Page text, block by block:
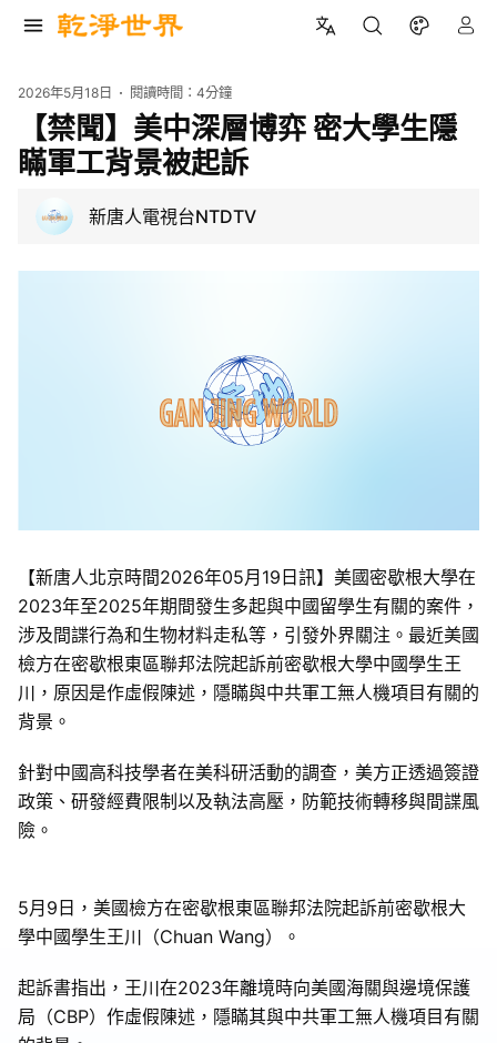
2026年5月18日 閱讀時間：4分鐘
【禁聞】美中深層博弈 密大學生隱
瞞軍工背景被起訴
新唐人電視台NTDTV
【新唐人北京時間2026年05月19日訊】美國密歇根大學在
2023年至2025年期間發生多起與中國留學生有關的案件，
涉及間諜行為和生物材料走私等，引發外界關注。最近美國
檢方在密歇根東區聯邦法院起訴前密歇根大學中國學生王
川，原因是作虛假陳述，隱瞞與中共軍工無人機項目有關的
背景。
針對中國高科技學者在美科研活動的調查，美方正透過簽證
政策、研發經費限制以及執法高壓，防範技術轉移與間諜風
險。
5月9日，美國檢方在密歇根東區聯邦法院起訴前密歇根大
學中國學生王川（Chuan Wang）。
起訴書指出，王川在2023年離境時向美國海關與邊境保護
局（CBP）作虛假陳述，隱瞞其與中共軍工無人機項目有關